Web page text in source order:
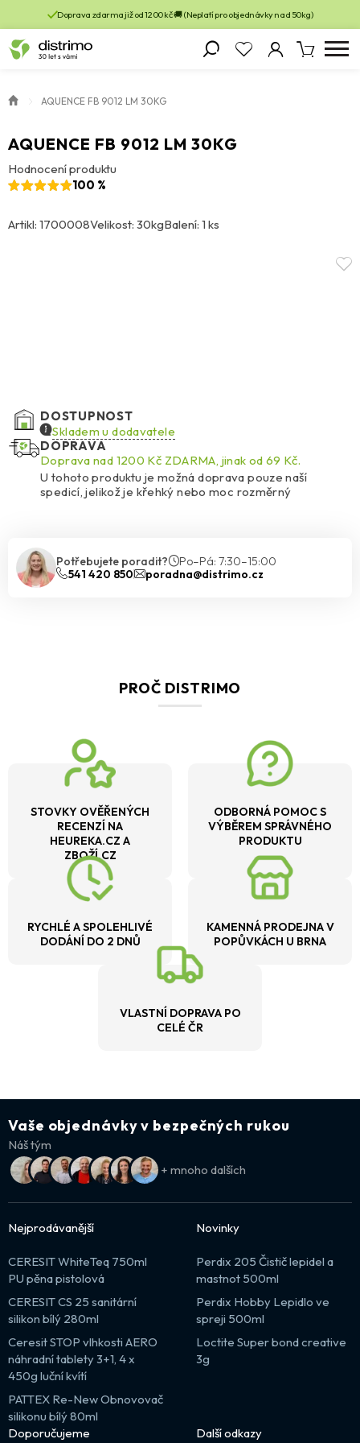
Doprava zdarma již od 1200 kč 🚚 (Neplatí pro objednávky nad 50kg)
AQUENCE FB 9012 LM 30KG
AQUENCE FB 9012 LM 30KG
Hodnocení produktu
100 %
Artikl: 1700008Velikost: 30kgBalení: 1 ks
DOSTUPNOST
Skladem u dodavatele
DOPRAVA
Doprava nad 1200 Kč ZDARMA, jinak od 69 Kč.
U tohoto produktu je možná doprava pouze naší
spedicí, jelikož je křehký nebo moc rozměrný
Potřebujete poradit?
Po–Pá: 7:30–15:00
541 420 850
poradna@distrimo.cz
PROČ DISTRIMO
STOVKY OVĚŘENÝCH
RECENZÍ NA
HEUREKA.CZ A
ZBOŽÍ.CZ
ODBORNÁ POMOC S
VÝBĚREM SPRÁVNÉHO
PRODUKTU
RYCHLÉ A SPOLEHLIVÉ
DODÁNÍ DO 2 DNŮ
KAMENNÁ PRODEJNA V
POPŮVKÁCH U BRNA
VLASTNÍ DOPRAVA PO
CELÉ ČR
Vaše objednávky v bezpečných rukou
Náš tým
+ mnoho dalších
Nejprodávanější
CERESIT WhiteTeq 750ml
PU pěna pistolová
CERESIT CS 25 sanitární
silikon bílý 280ml
Ceresit STOP vlhkosti AERO
náhradní tablety 3+1, 4 x
450g luční kvítí
PATTEX Re-New Obnovovač
silikonu bílý 80ml
Novinky
Perdix 205 Čistič lepidel a
mastnot 500ml
Perdix Hobby Lepidlo ve
spreji 500ml
Loctite Super bond creative
3g
Doporučujeme Další odkazy